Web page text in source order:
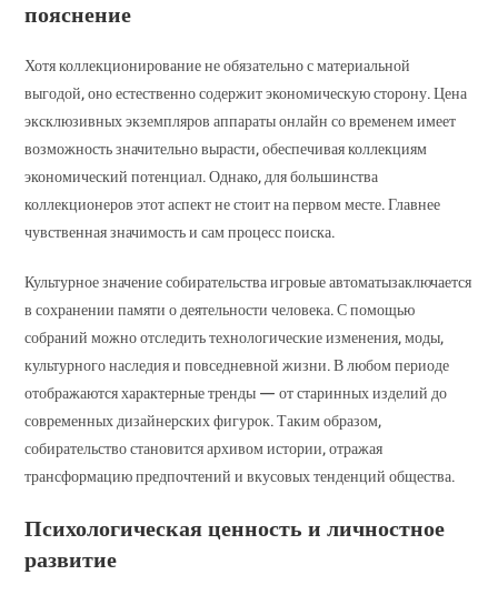
пояснение
Хотя коллекционирование не обязательно с материальной
выгодой, оно естественно содержит экономическую сторону. Цена
эксклюзивных экземпляров аппараты онлайн со временем имеет
возможность значительно вырасти, обеспечивая коллекциям
экономический потенциал. Однако, для большинства
коллекционеров этот аспект не стоит на первом месте. Главнее
чувственная значимость и сам процесс поиска.
Культурное значение собирательства игровые автоматызаключается
в сохранении памяти о деятельности человека. С помощью
собраний можно отследить технологические изменения, моды,
культурного наследия и повседневной жизни. В любом периоде
отображаются характерные тренды — от старинных изделий до
современных дизайнерских фигурок. Таким образом,
собирательство становится архивом истории, отражая
трансформацию предпочтений и вкусовых тенденций общества.
Психологическая ценность и личностное
развитие